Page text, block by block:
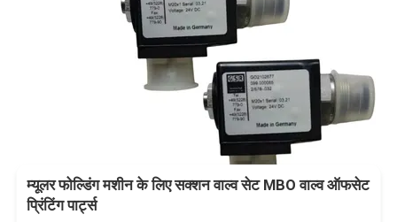
म्यूलर फोल्डिंग मशीन के लिए सक्शन वाल्व सेट MBO वाल्व ऑफसेट
प्रिंटिंग पार्ट्स